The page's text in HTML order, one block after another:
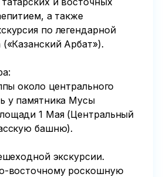
а также
по легендарной
Арбат»).
около центрального
у памятника Мусы
1 Мая (Центральный
башню).
экскурсии.
восточному роскошную